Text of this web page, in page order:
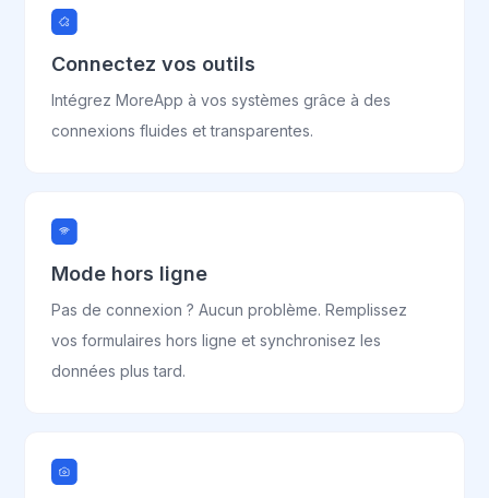
Connectez vos outils
Intégrez MoreApp à vos systèmes grâce à des
connexions fluides et transparentes.
Mode hors ligne
Pas de connexion ? Aucun problème. Remplissez
vos formulaires hors ligne et synchronisez les
données plus tard.